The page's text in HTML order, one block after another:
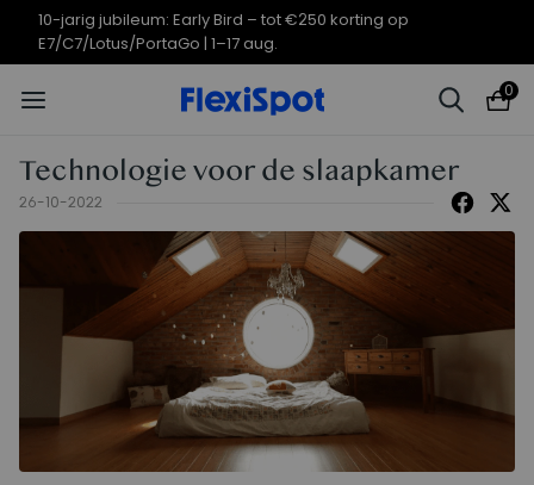
10-jarig jubileumaanbod | E7 Plus
vanaf €399,99
0
Technologie voor de slaapkamer
26-10-2022